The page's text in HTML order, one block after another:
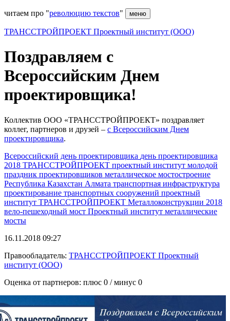
читаем про "революцию текстов" меню
ТРАНССТРОЙПРОЕКТ Проектный институт (ООО)
Поздравляем с
Всероссийским Днем
проектировщика!
Коллектив ООО «ТРАНССТРОЙПРОЕКТ» поздравляет
коллег, партнеров и друзей – с Всероссийским Днем
проектировщика.
Всероссийский день проектировщика день проектировщика
2018 ТРАНССТРОЙПРОЕКТ проектный институт молодой
праздник проектировщиков металлическое мостостроение
Республика Казахстан Алмата транспортная инфраструктура
проектирование транспортных сооружений проектный
институт ТРАНССТРОЙПРОЕКТ Металлоконструкции 2018
вело-пешеходный мост Проектный институт металлические
мосты
16.11.2018 09:27
Правообладатель: ТРАНССТРОЙПРОЕКТ Проектный
институт (ООО)
Оценка от партнеров: плюс 0 / минус 0